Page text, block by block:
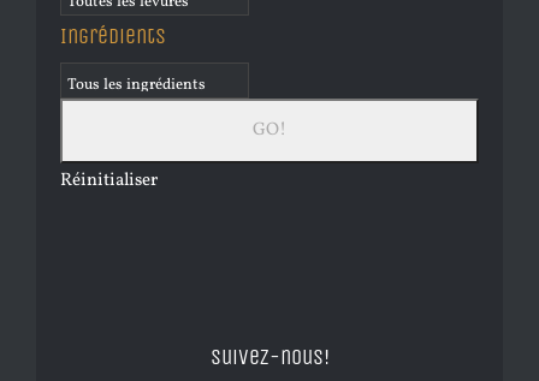
Ingrédients
Réinitialiser
Suivez-nous!